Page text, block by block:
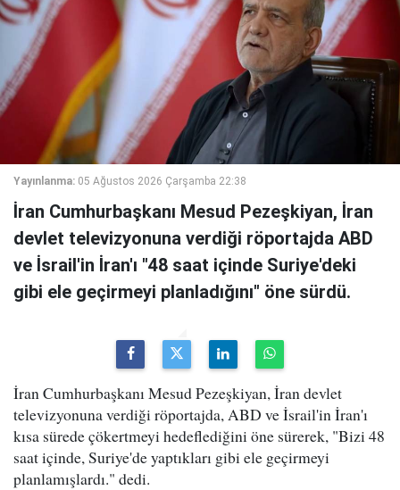
Yayınlanma: 05 Ağustos 2026 Çarşamba 22:38
İran Cumhurbaşkanı Mesud Pezeşkiyan, İran
devlet televizyonuna verdiği röportajda ABD
ve İsrail'in İran'ı "48 saat içinde Suriye'deki
gibi ele geçirmeyi planladığını" öne sürdü.
İran Cumhurbaşkanı Mesud Pezeşkiyan, İran devlet
televizyonuna verdiği röportajda, ABD ve İsrail'in İran'ı
kısa sürede çökertmeyi hedeflediğini öne sürerek, "Bizi 48
saat içinde, Suriye'de yaptıkları gibi ele geçirmeyi
planlamışlardı." dedi.